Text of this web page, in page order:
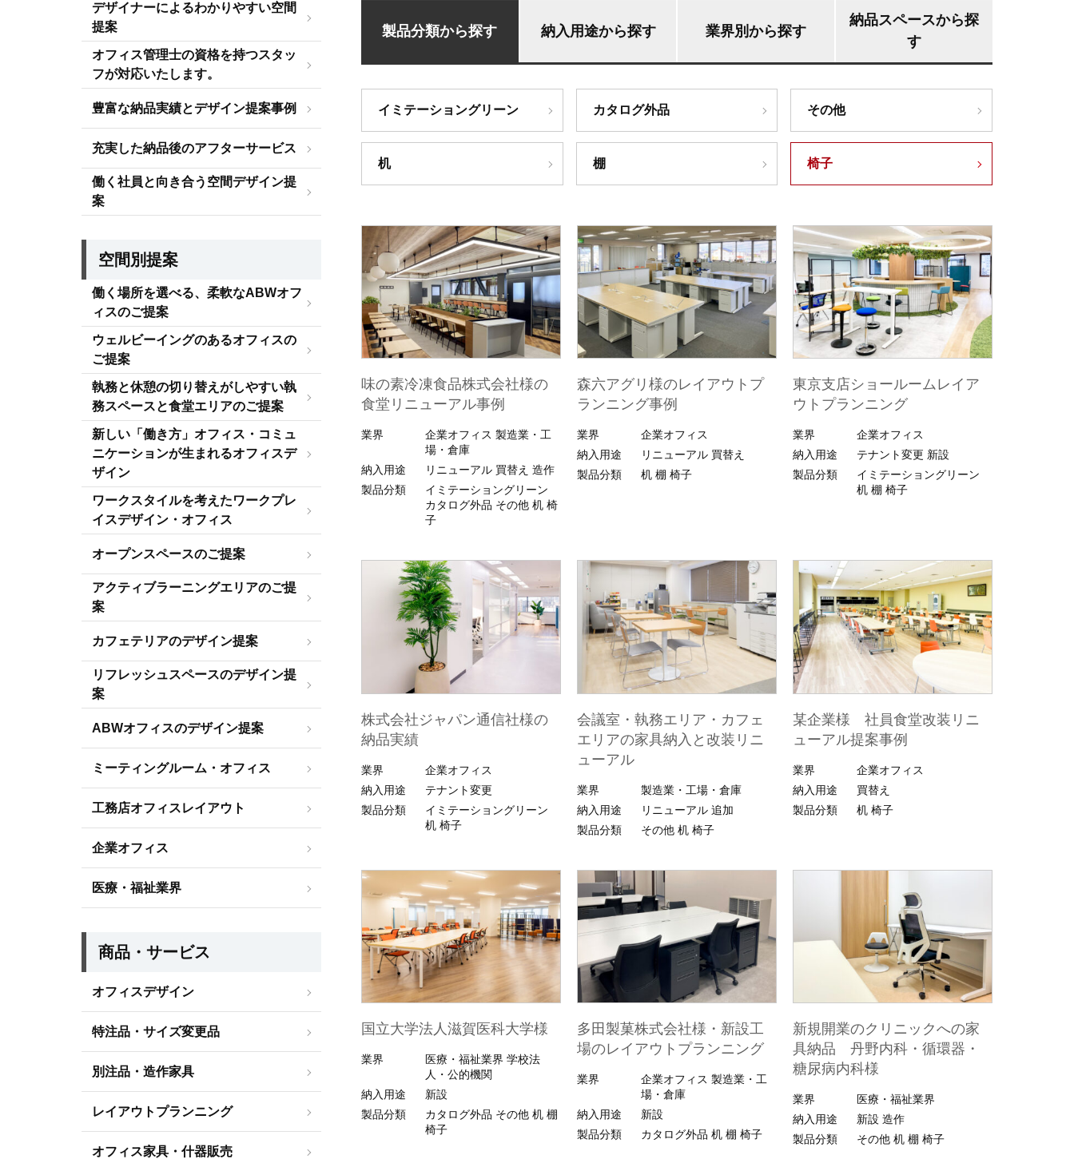
製品分類から探す 納入用途から探す 業界別から探す
納品スペースから探
す
イミテーショングリーン カタログ外品 その他
机 棚 椅子
味の素冷凍食品株式会社様の
食堂リニューアル事例
業界 企業オフィス 製造業・工
場・倉庫
納入用途
リニューアル 買替え 造作
製品分類
イミテーショングリーン
カタログ外品 その他 机 椅
子
森六アグリ様のレイアウトプ
ランニング事例
業界
企業オフィス
納入用途
リニューアル 買替え
製品分類
机 棚 椅子
東京支店ショールームレイア
ウトプランニング
業界
企業オフィス
納入用途
テナント変更 新設
製品分類
イミテーショングリーン
机 棚 椅子
株式会社ジャパン通信社様の
納品実績
業界
企業オフィス
納入用途
テナント変更
製品分類
イミテーショングリーン
机 椅子
会議室・執務エリア・カフェ
エリアの家具納入と改装リニ
ューアル
業界
製造業・工場・倉庫
納入用途
リニューアル 追加
製品分類
その他 机 椅子
某企業様 社員食堂改装リニ
ューアル提案事例
業界
企業オフィス
納入用途
買替え
製品分類
机 椅子
国立大学法人滋賀医科大学様
業界 医療・福祉業界 学校法
人・公的機関
納入用途
新設
製品分類
カタログ外品 その他 机 棚
椅子
多田製菓株式会社様・新設工
場のレイアウトプランニング
業界 企業オフィス 製造業・工
場・倉庫
納入用途
新設
製品分類
カタログ外品 机 棚 椅子
新規開業のクリニックへの家
具納品 丹野内科・循環器・
糖尿病内科様
業界
医療・福祉業界
納入用途
新設 造作
製品分類
その他 机 棚 椅子
デザイナーによるわかりやすい空間
提案
オフィス管理士の資格を持つスタッ
フが対応いたします。
豊富な納品実績とデザイン提案事例
充実した納品後のアフターサービス
働く社員と向き合う空間デザイン提
案
空間別提案
働く場所を選べる、柔軟なABWオフ
ィスのご提案
ウェルビーイングのあるオフィスの
ご提案
執務と休憩の切り替えがしやすい執
務スペースと食堂エリアのご提案
新しい「働き方」オフィス・コミュ
ニケーションが生まれるオフィスデ
ザイン
ワークスタイルを考えたワークプレ
イスデザイン・オフィス
オープンスペースのご提案
アクティブラーニングエリアのご提
案
カフェテリアのデザイン提案
リフレッシュスペースのデザイン提
案
ABWオフィスのデザイン提案
ミーティングルーム・オフィス
工務店オフィスレイアウト
企業オフィス
医療・福祉業界
商品・サービス
オフィスデザイン
特注品・サイズ変更品
別注品・造作家具
レイアウトプランニング
オフィス家具・什器販売